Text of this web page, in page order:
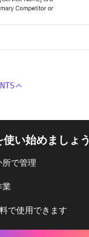
い始めましょう
で管理
業
で使用できます